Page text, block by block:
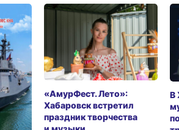
«АмурФест. Лето»:
Хабаровск встретил
праздник творчества
В